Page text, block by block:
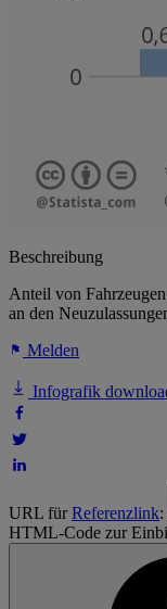
Beschreibung
Anteil von
an den
Melden
Infografik
URL fürReferenzlink:
HTML-Code zur